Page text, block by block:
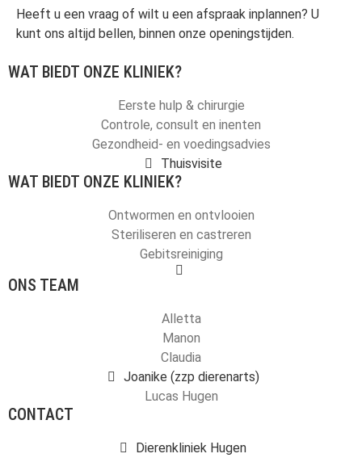
Heeft u een vraag of wilt u een afspraak inplannen? U
kunt ons altijd bellen, binnen onze openingstijden.
WAT BIEDT ONZE KLINIEK?
Eerste hulp & chirurgie
Controle, consult en inenten
Gezondheid- en voedingsadvies
Thuisvisite
WAT BIEDT ONZE KLINIEK?
Ontwormen en ontvlooien
Steriliseren en castreren
Gebitsreiniging
ONS TEAM
Alletta
Manon
Claudia
Joanike (zzp dierenarts)
Lucas Hugen
CONTACT
Dierenkliniek Hugen